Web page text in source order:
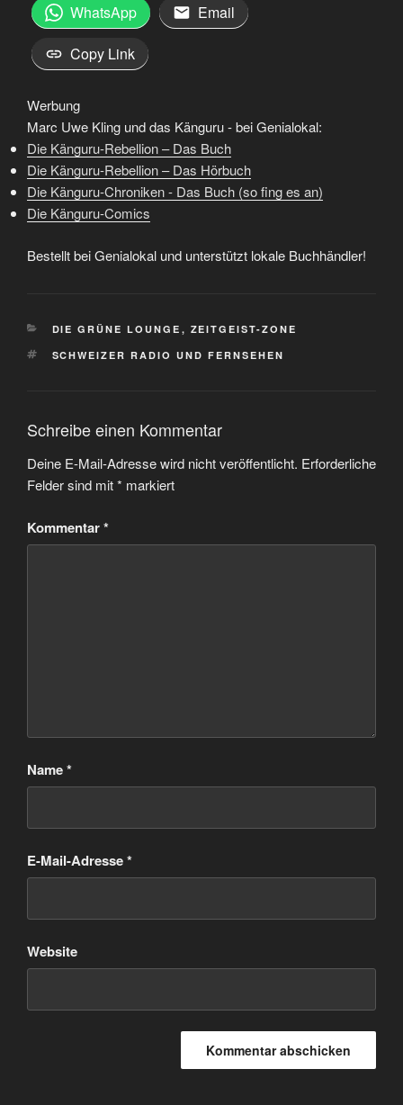
WhatsApp
Email
Copy Link
Werbung
Marc Uwe Kling und das Känguru - bei Genialokal:
Die Känguru-Rebellion – Das Buch
Die Känguru-Rebellion – Das Hörbuch
Die Känguru-Chroniken - Das Buch (so fing es an)
Die Känguru-Comics
Bestellt bei Genialokal und unterstützt lokale Buchhändler!
KATEGORIEN
DIE GRÜNE LOUNGE , ZEITGEIST-ZONE
SCHLAGWÖRTER
SCHWEIZER RADIO UND FERNSEHEN
Schreibe einen Kommentar
Deine E-Mail-Adresse wird nicht veröffentlicht. Erforderliche
Felder sind mit* markiert
Kommentar*
Name*
E-Mail-Adresse*
Website